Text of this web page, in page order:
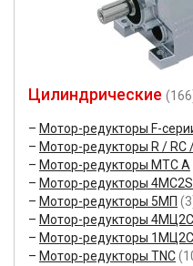
Цилиндрические
Мотор-редукторы F-
Мотор-редукторы R / RC
Мотор-редукторы MTC A
Мотор-редукторы
Мотор-редукторы 5МП
Мотор-редукторы 4МЦ2С
Мотор-редукторы 1МЦ2С
Мотор-редукторы TNC